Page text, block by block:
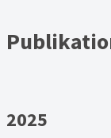
2025